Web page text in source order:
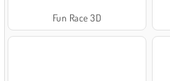
Fun Race 3D